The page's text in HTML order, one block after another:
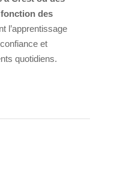
des
l’apprentissage
et
quotidiens.